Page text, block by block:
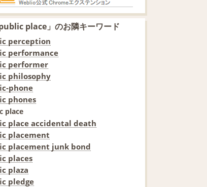
public place」のお隣キーワード
perception
performance
performer
philosophy
phone
phones
place
place accidental death
placement
placement junk bond
places
plaza
pledge